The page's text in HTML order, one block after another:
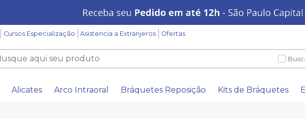
Cursos Especialização Asistencia a Extranjeros Ofertas
Alicates Arco Intraoral Bráquetes Reposição Kits de Bráquetes